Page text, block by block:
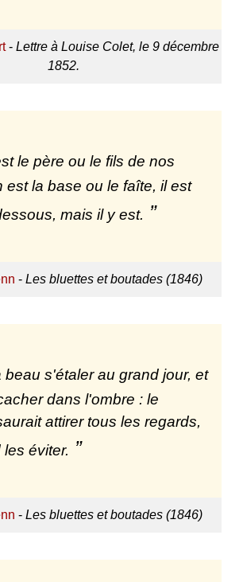
- Lettre à Louise Colet, le 9 décembre
1852.
le père ou le fils de nos
est la base ou le faîte, il est
mais il y est.
-Les bluettes et boutades (1846)
beau s'étaler au grand jour, et
dans l'ombre : le
attirer tous les regards,
éviter.
-Les bluettes et boutades (1846)